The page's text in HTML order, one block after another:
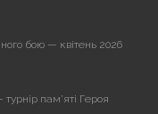
бою — квітень 2026
пам’яті Героя